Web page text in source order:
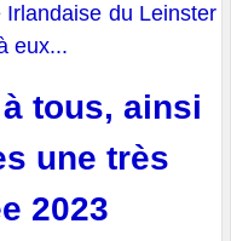
du Leinster
eux...
tous, ainsi
une très
2023